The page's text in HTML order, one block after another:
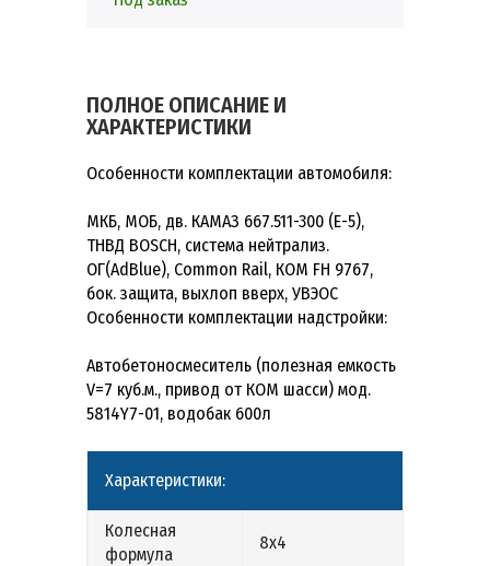
ПОЛНОЕ ОПИСАНИЕ И
ХАРАКТЕРИСТИКИ
Особенности комплектации автомобиля:
МКБ, МОБ, дв. КАМАЗ 667.511-300 (Е-5),
ТНВД BOSCH, система нейтрализ.
ОГ(AdBlue), Common Rail, КОМ FH 9767,
бок. защита, выхлоп вверх, УВЭОС
Особенности комплектации надстройки:
Автобетоносмеситель (полезная емкость
V=7 куб.м., привод от КОМ шасси) мод.
5814Y7-01, водобак 600л
Характеристики:
Колесная
формула
8х4